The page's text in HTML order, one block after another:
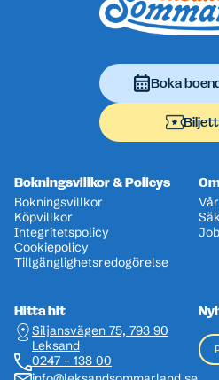
Boka
Bokningsvillkor & Policys
Bokningsvillkor
Köpvillkor
Integritetspolicy
Cookiepolicy
Tillgänglighetsredogörelse
Hitta hit
Siljansvägen 75, 793 90
Leksand
0247 – 138 00